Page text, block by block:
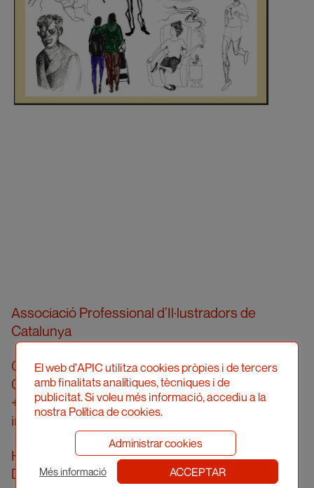
Associació Professional d’Il·lustradors de
Catalunya
Carrer Londres, 96, pral. 2a
08036 Barcelona
+34 934 161 474
info@apic.cat
Horari d’atenció telefònica
De dilluns a divendres de 10 a 14h
El web d'APIC utilitza cookies pròpies i de tercers
amb finalitats analítiques, tècniques i de
publicitat. Si voleu més informació, accediu a la
nostra Política de cookies.
Administrar cookies
Més informació ACCEPTAR